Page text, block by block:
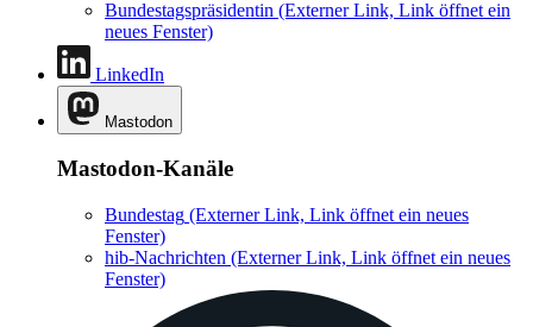
Bundestagspräsidentin (Externer Link, Link öffnet ein
neues Fenster)
LinkedIn
Mastodon
Mastodon-Kanäle
Bundestag (Externer Link, Link öffnet ein neues
Fenster)
hib-Nachrichten (Externer Link, Link öffnet ein neues
Fenster)